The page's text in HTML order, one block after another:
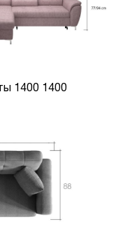
1400 1400